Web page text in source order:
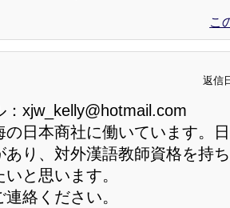
こ
返信
：xjw_kelly@hotmail.com
の日本商社に働いています。
あり、対外漢語教師資格を持
いと思います。
絡ください。